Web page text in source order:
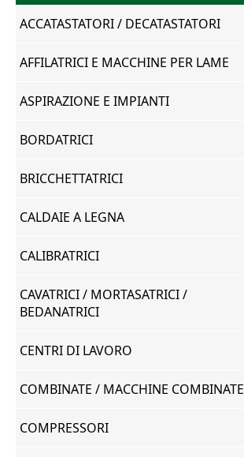
ACCATASTATORI / DECATASTATORI
AFFILATRICI E MACCHINE PER LAME
ASPIRAZIONE E IMPIANTI
BORDATRICI
BRICCHETTATRICI
CALDAIE A LEGNA
CALIBRATRICI
CAVATRICI / MORTASATRICI /
BEDANATRICI
CENTRI DI LAVORO
COMBINATE / MACCHINE COMBINATE
COMPRESSORI